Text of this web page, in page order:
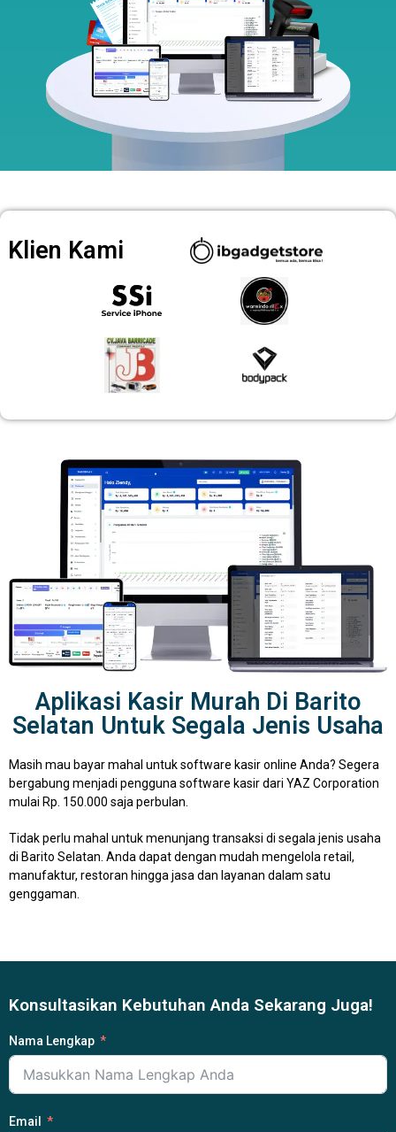
Klien Kami
Aplikasi Kasir Murah Di Barito
Selatan Untuk Segala Jenis Usaha
Masih mau bayar mahal untuk software kasir online Anda? Segera
bergabung menjadi pengguna software kasir dari YAZ Corporation
mulai Rp. 150.000 saja perbulan.
Tidak perlu mahal untuk menunjang transaksi di segala jenis usaha
di Barito Selatan. Anda dapat dengan mudah mengelola retail,
manufaktur, restoran hingga jasa dan layanan dalam satu
genggaman.
Konsultasikan Kebutuhan Anda Sekarang Juga!
Nama Lengkap
Email